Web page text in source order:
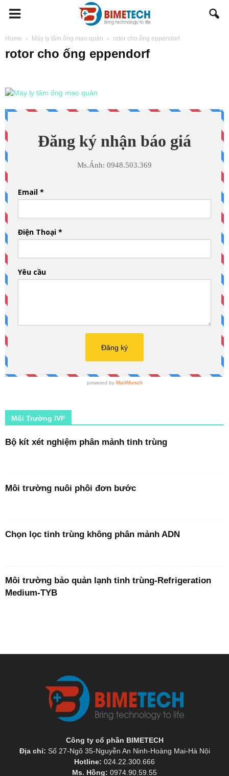
BIMETECH
Home Máy ly tâm ống mao quản rotor cho ống eppendorf
rotor cho ống eppendorf
Môi Trường IVF
Bộ kít xét nghiệm phân mảnh tinh trùng
Môi trường nuôi phôi đơn bước
Chọn lọc tinh trùng không phân mảnh ADN
Môi trường bảo quản lạnh tinh trùng-Refrigeration
Medium-TYB
Công ty cổ phần BIMETECH
Địa chỉ: Số 27-Ngõ 35-Nguyễn An Ninh-Hoàng Mai-Hà Nội
Hotline: 024.22.300.666
Ms. Hồng: 0974.90.59.55